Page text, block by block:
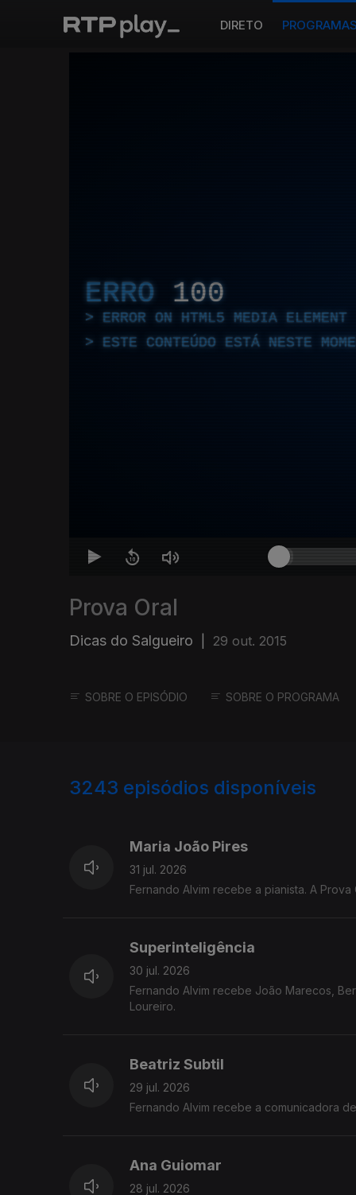
DIRETO PROGRAMAS
ERRO 100
ERROR ON HTML5 MEDIA ELEMENT
ESTE CONTEÚDO ESTÁ NESTE
Prova Oral
Dicas do Salgueiro 29 out. 2015
SOBRE O EPISÓDIO SOBRE O PROGRAMA
3243 episódios disponíveis
Maria João Pires
31 jul. 2026
Fernando Alvim recebe a pianista. A
Superinteligência
30 jul. 2026
Fernando Alvim recebe João Marecos,
Loureiro.
Beatriz Subtil
29 jul. 2026
Fernando Alvim recebe a comunicadora
Ana Guiomar
28 jul. 2026